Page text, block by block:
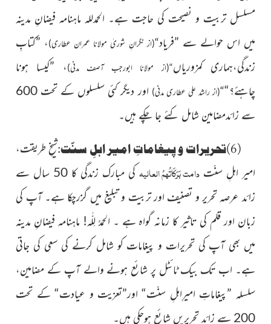
مسلسل تربیت و نصیحت کی حاجت ہے۔ الحمدللہ ماہنامہ فیضانِ مدینہ
میں اس حوالے سے ”فریاد“(از نگرانِ شوریٰ مولانا عمران عطاری)، ”کتابِ
زندگی،ہماری کمزوریاں“(از مولانا ابورجب آصف مدنی)، ”کیسا ہونا
چاہئے؟““(از راشد علی عطاری مدنی)
اور دیگر کئی سلسلوں کے تحت 600
سے زائدمضامین شامل کئے جا چکے ہیں۔
(6)تحریرات و پیغاماتِ امیر اہلِ سنّت:
شیخِ طریقت،
امیر اہلِ سنّتدامت بَرَکَاتُہمُ العالیہ
کی مبارک زندگی کا 50 سال سے
زائد عرصہ تحریر و تصنیف اور تربیت و تبلیغ میں گزرچکا ہے۔ آپ کی
زبان اور قلم کی تاثیر کا زمانہ گواہ ہے ۔ الحمدُ لِلّٰہ! ماہنامہ فیضانِ مدینہ
میں بھی آپ کی تحریرات و پیغامات کو شامل کرنے کی سعی کی جاتی
ہے۔ اب تک بیک ٹائٹل پر شائع ہونے والے آپ کے مضامین،
سلسلہ ”پیغاماتِ امیرِاہلِ سنّت“ اور”تعزیت و عیادت“ کے تحت
200 سے زائد تحریریں شائع ہوچکی ہیں۔